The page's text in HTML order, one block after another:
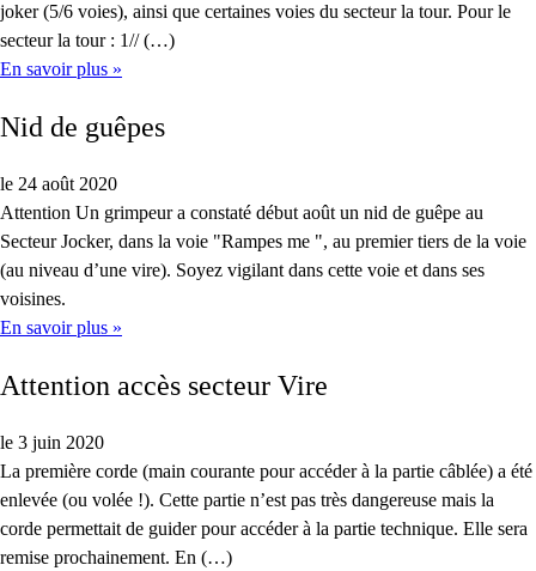
joker (5/6 voies), ainsi que certaines voies du secteur la tour. Pour le
secteur la tour : 1// (…)
En savoir plus »
Nid de guêpes
le 24 août 2020
Attention Un grimpeur a constaté début août un nid de guêpe au
Secteur Jocker, dans la voie "Rampes me ", au premier tiers de la voie
(au niveau d’une vire). Soyez vigilant dans cette voie et dans ses
voisines.
En savoir plus »
Attention accès secteur Vire
le 3 juin 2020
La première corde (main courante pour accéder à la partie câblée) a été
enlevée (ou volée !). Cette partie n’est pas très dangereuse mais la
corde permettait de guider pour accéder à la partie technique. Elle sera
remise prochainement. En (…)